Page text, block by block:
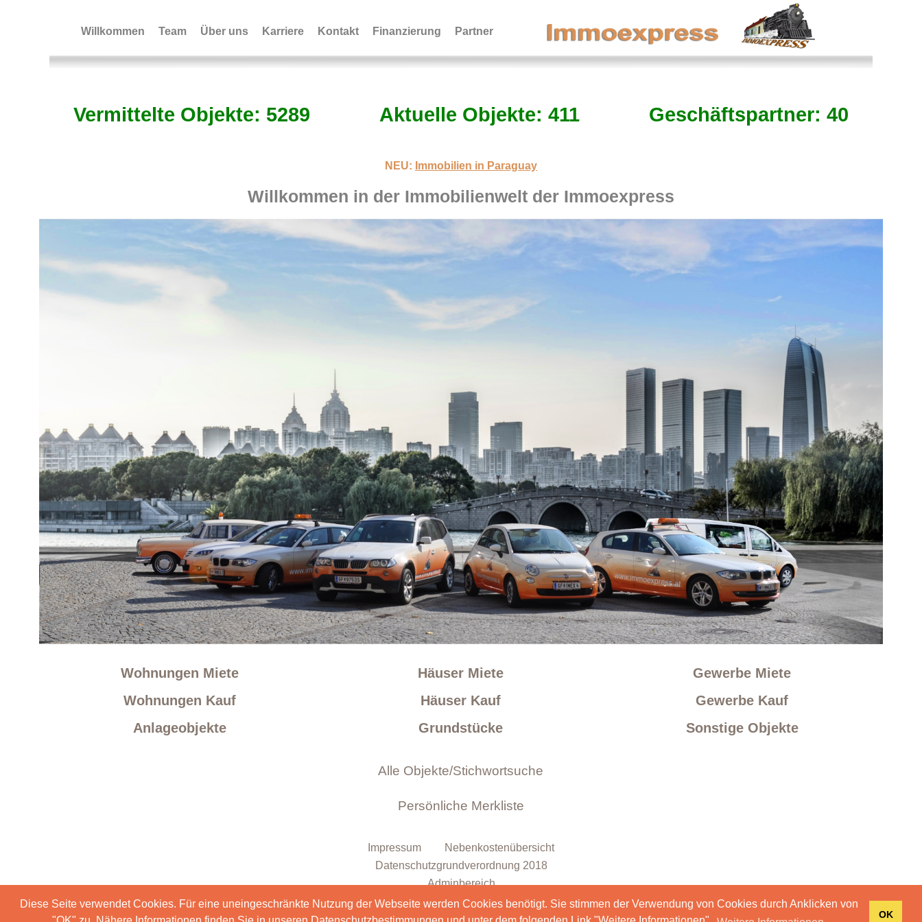
Diese Seite verwendet Cookies. Für eine uneingeschränkte Nutzung der Webseite werden Cookies benötigt. Sie stimmen der Verwendung von Cookies durch Anklicken von
OK
Willkommen Team Über uns Karriere Kontakt Finanzierung Partner
Immobiliensuche+Bild Aktuelle Objekte: 411
Vermittelte Objekte: 5289 Geschäftspartner: 40
NEU: Immobilien in Paraguay
Willkommen in der Immobilienwelt der Immoexpress
Wohnungen Miete
Wohnungen Kauf
Anlageobjekte
Häuser Miete
Häuser Kauf
Grundstücke
Gewerbe Miete
Gewerbe Kauf
Sonstige Objekte
Impressum
Nebenkostenübersicht
Datenschutzgrundverordnung 2018
Adminbereich